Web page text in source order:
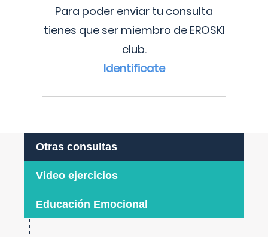
Para poder enviar tu consulta
tienes que ser miembro de EROSKI
club.
Identificate
Otras consultas
Video ejercicios
Educación Emocional